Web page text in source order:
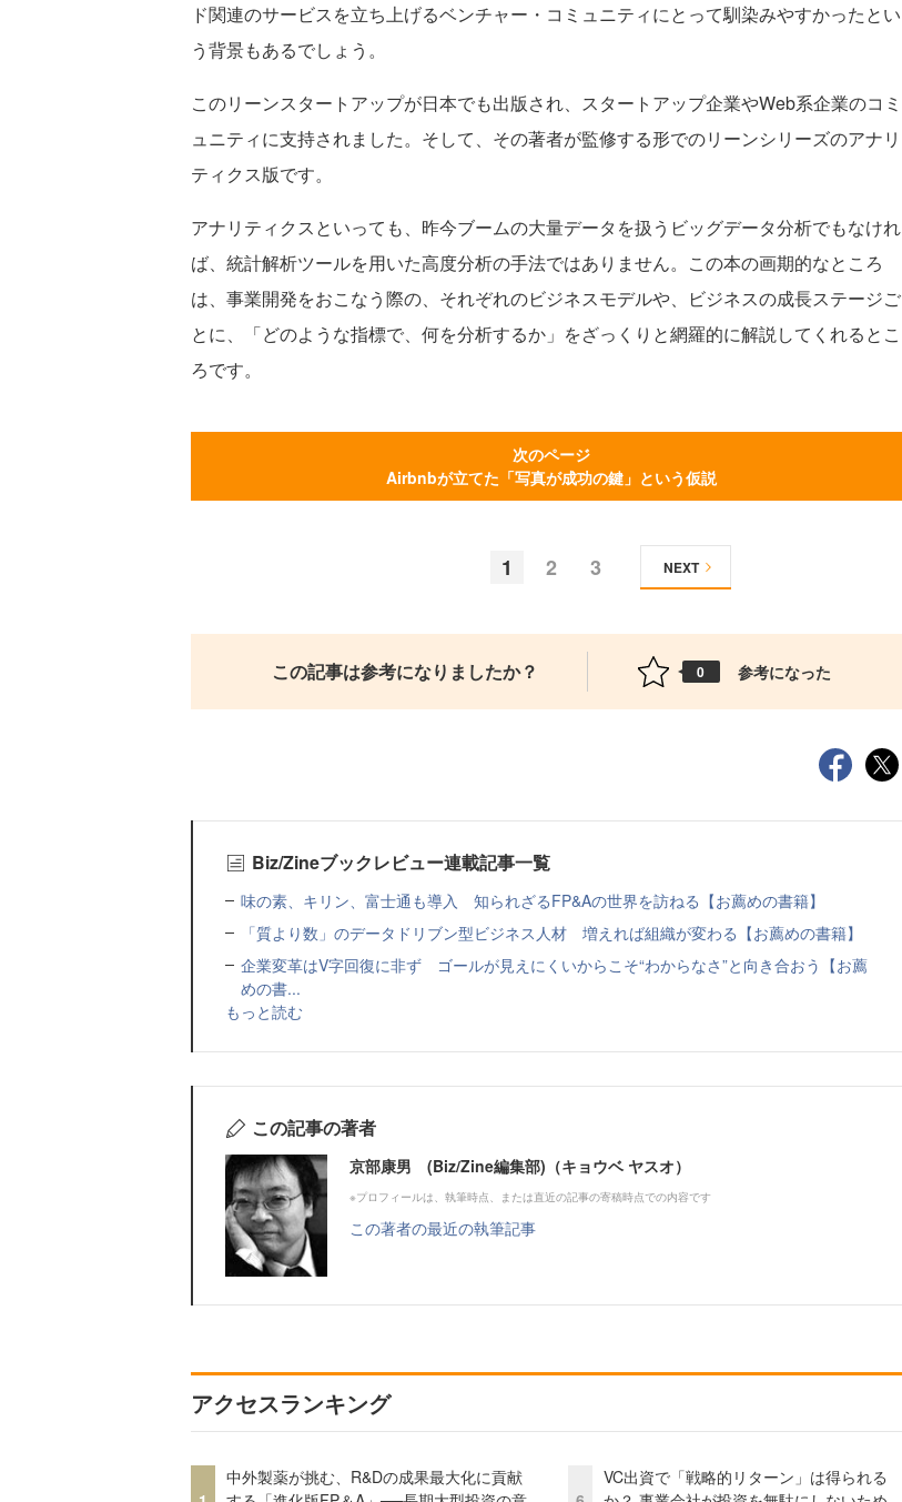
ド関連のサービスを立ち上げるベンチャー・コミュニティにとって馴染みやすかったとい
う背景もあるでしょう。
このリーンスタートアップが日本でも出版され、スタートアップ企業やWeb系企業のコミ
ュニティに支持されました。そして、その著者が監修する形でのリーンシリーズのアナリ
ティクス版です。
アナリティクスといっても、昨今ブームの大量データを扱うビッグデータ分析でもなけれ
ば、統計解析ツールを用いた高度分析の手法ではありません。この本の画期的なところ
は、事業開発をおこなう際の、それぞれのビジネスモデルや、ビジネスの成長ステージご
とに、「どのような指標で、何を分析するか」をざっくりと網羅的に解説してくれるとこ
ろです。
次のページ
Airbnbが立てた「写真が成功の鍵」という仮説
1 2 3 NEXT
この記事は参考になりましたか？ 0 参考になった
Biz/Zineブックレビュー連載記事一覧
味の素、キリン、富士通も導入 知られざるFP&Aの世界を訪ねる【お薦めの書籍】
「質より数」のデータドリブン型ビジネス人材 増えれば組織が変わる【お薦めの書籍】
企業変革はV字回復に非ず ゴールが見えにくいからこそ“わからなさ”と向き合おう【お薦
めの書...
もっと読む
この記事の著者
京部康男 (Biz/Zine編集部)（キョウベ ヤスオ）
※プロフィールは、執筆時点、または直近の記事の寄稿時点での内容です
この著者の最近の執筆記事
アクセスランキング
中外製薬が挑む、R&Dの成果最大化に貢献
VC出資で「戦略的リターン」は得られる